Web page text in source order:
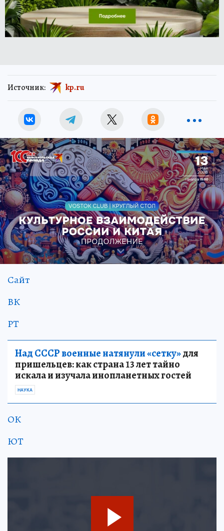
Источник: kp.ru
Сайт
ВК
РТ
Над СССР военные натянули «сетку»для
пришельцев: как страна 13 лет тайно
искала и изучала инопланетных гостей
НАУКА
ОК
ЮТ